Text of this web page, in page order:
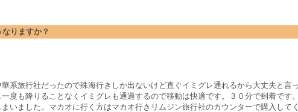
りますか？
系旅行社だったので殊海行きしか出ないけど直ぐイミグレ通れるから大丈夫と
度も降りることなくイミグレも通過するので移動は快適です。３０分で到着です
いました。マカオに行く方はマカオ行きリムジン旅行社のカウンターで購入してく